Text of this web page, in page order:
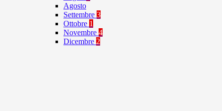
Agosto
Settembre 3
Ottobre 1
Novembre 4
Dicembre 2